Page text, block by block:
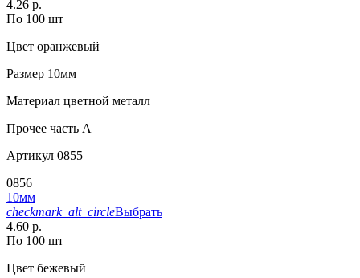
4.26 р.
По 100 шт
Цвет оранжевый
Размер 10мм
Материал цветной металл
Прочее часть A
Артикул 0855
0856
10мм
checkmark_alt_circleВыбрать
4.60 р.
По 100 шт
Цвет бежевый